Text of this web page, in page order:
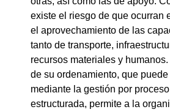
existe el riesgo de que ocurran
el aprovechamiento de las
tanto de transporte,
recursos materiales y
de su ordenamiento, que
mediante la gestión por
estructurada, permite a la